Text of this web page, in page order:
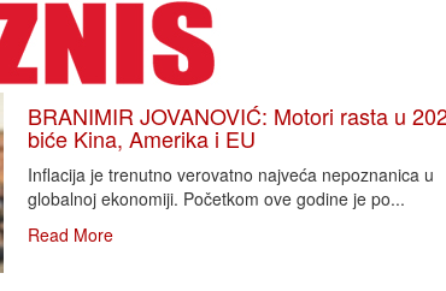
BRANIMIR JOVANOVIĆ: Motori rasta u
biće Kina, Amerika i EU
Inflacija je trenutno verovatno najveća nepoznanica u
globalnoj ekonomiji. Početkom ove godine je po...
Read More